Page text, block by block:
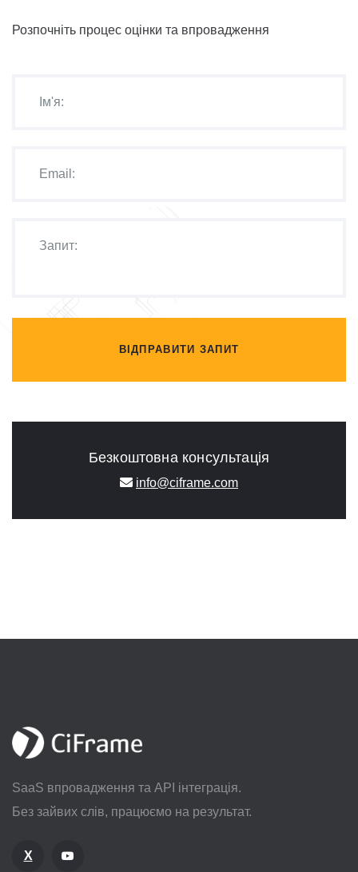
Безкоштовна консультація
info@ciframe.com
Розпочніть процес оцінки та впровадження
ВІДПРАВИТИ ЗАПИТ
SaaS впровадження та API інтеграція.
Без зайвих слів, працюємо на результат.
X